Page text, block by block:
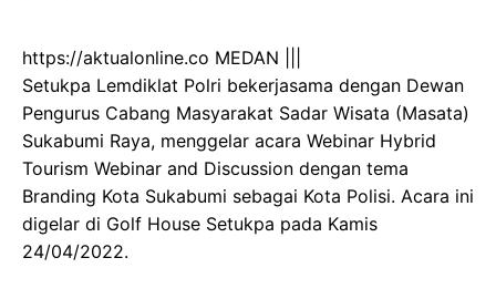
https://aktualonline.co MEDAN |||
Setukpa Lemdiklat Polri bekerjasama dengan Dewan
Pengurus Cabang Masyarakat Sadar Wisata (Masata)
Sukabumi Raya, menggelar acara Webinar Hybrid
Tourism Webinar and Discussion dengan tema
Branding Kota Sukabumi sebagai Kota Polisi. Acara ini
digelar di Golf House Setukpa pada Kamis
24/04/2022.